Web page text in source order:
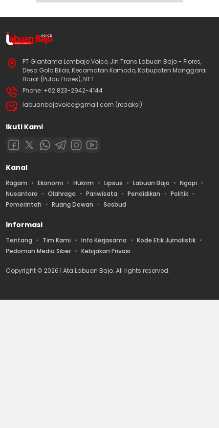
PT Giantama Lembajo Voice, Jln Trans Labuan Bajo - Flores,
Desa Golo Bilas, Kecamatan Komodo, Kabupaten Manggarai
Barat (Pulau Flores), NTT
Phone: +62 823-2942-4144
labuanbajovoice@gmail.com (redaksi)
Ikuti Kami
Kanal
Ragam Ekonomi Hukrim Lipsus Labuan Bajo
Ngopi
Nusantara
Olahraga Pariwisata Pendidikan
Politik
Pemerintah
Ruang Dewan Sosbud
Informasi
Tentang Tim Kami Info Kerjasama
Kode Etik Jurnalistik
Pedoman Media Siber
Kebijakan Privasi
Copyright © 2026 | Ata Labuan Bajo. All rights reserved.